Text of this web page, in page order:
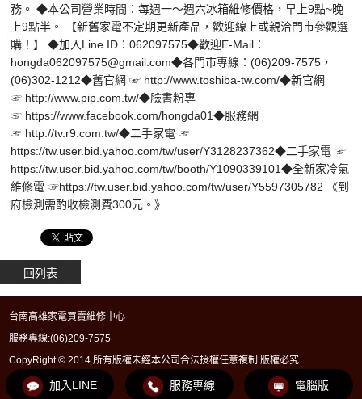
務。 ◆本公司營業時間：每週一～週六冰箱維修價格 ，早上9點~晚
上9點半。 【新舊家電不定期更新產品，歡迎線上或親洽門市參觀選
購！】 ◆加入Line ID：062097575◆歡迎E-Mail：
hongda062097575@gmail.com◆各門市專線：(06)209-7575，
(06)302-1212◆舊官網 ☞ http://www.toshiba-tw.com/◆新官網
☞ http://www.pip.com.tw/◆臉書粉專
☞ https://www.facebook.com/hongda01◆服務網
☞ http://tv.r9.com.tw/◆二手家電 ☞
https://tw.user.bid.yahoo.com/tw/user/Y3128237362◆二手家電 ☞
https://tw.user.bid.yahoo.com/tw/booth/Y1090339101◆全新家冷氣
維修電 ☞https://tw.user.bid.yahoo.com/tw/user/Y5597305782 《到
府檢測需酌收檢測費300元。》
回列表
台南高雄家電買賣維修中心
服務專線:(06)209-7575
CopyRight © 2014 所有版權未經本公司合法授權任意複制 版權必究
加入LINE 服務專線 電腦版